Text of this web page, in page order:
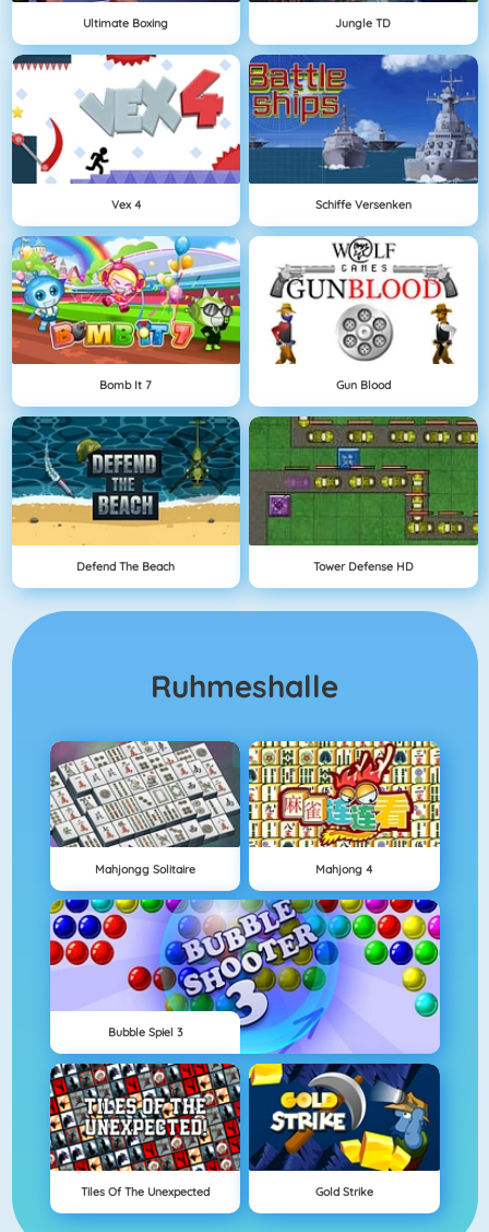
Ultimate Boxing Jungle TD
Vex 4 Schiffe Versenken
Bomb It 7 Gun Blood
Defend The Beach Tower Defense HD
Ruhmeshalle
Mahjongg Solitaire Mahjong 4
Bubble Spiel 3
Tiles Of The Unexpected Gold Strike